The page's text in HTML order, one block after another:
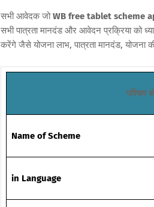
सभी आवेदक जो WB free tablet scheme
सभी पात्रता मानदंड और आवेदन प्रक्रिया को
करेंगे जैसे योजना लाभ, पात्रता मानदंड,
पश्चिम
Name of Scheme
in Language